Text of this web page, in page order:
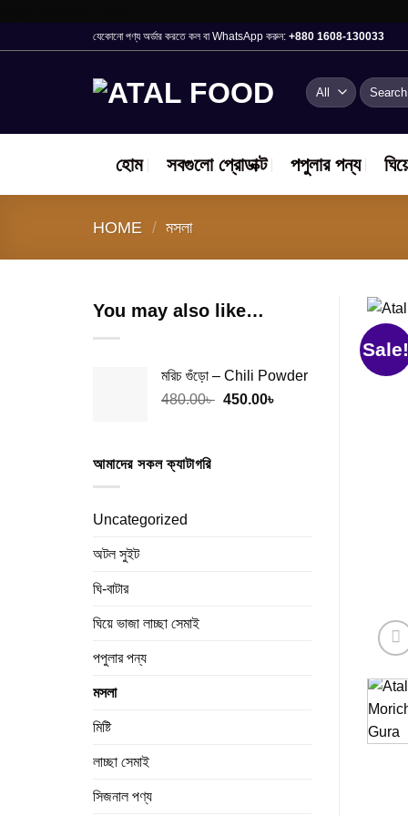
to
content
যেকোনো পণ্য অর্ডার করতে কল বা WhatsApp করুন: +880 1608-130033
Search
for:
হোম সবগুলো প্রোডাক্ট পপুলার পন্য
HOME / মসলা
You may also like…
মরিচ গুঁড়ো – Chili Powder
480.00৳ Original
450.00৳
আমাদের সকল ক্যাটাগরি
Uncategorized
অটল সুইট
ঘি-বাটার
ঘিয়ে ভাজা লাচ্ছা সেমাই
পপুলার পন্য
মসলা
মিষ্টি
লাচ্ছা সেমাই
সিজনাল পণ্য